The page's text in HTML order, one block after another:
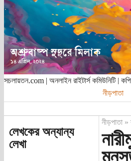
সচলায়তন.com | অনলাইন রাইটার্স কমিউনিটি |
নীড়পাতা
লেখকের অন্যান্য
লেখা
নীড়পাতা»